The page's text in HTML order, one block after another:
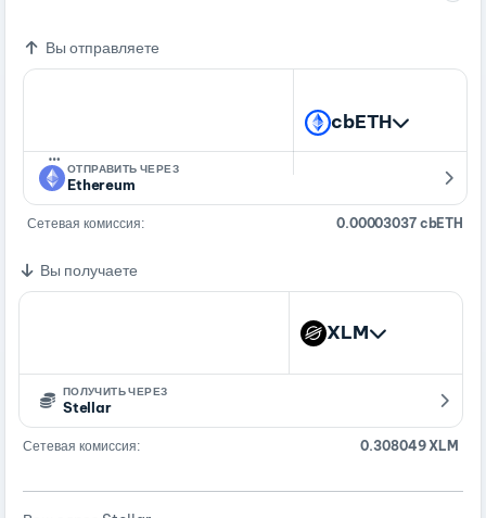
Вы отправляете
…
cbETH
ОТПРАВИТЬ ЧЕРЕЗ
Ethereum
Сетевая комиссия: 0.00003037 cbETH
Вы получаете
XLM
ПОЛУЧИТЬ ЧЕРЕЗ
Stellar
Сетевая комиссия: 0.308049 XLM